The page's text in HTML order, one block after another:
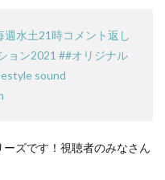
週水土21時コメント返し
ョン2021 ##オリジナル
sound
ズです！視聴者のみなさん